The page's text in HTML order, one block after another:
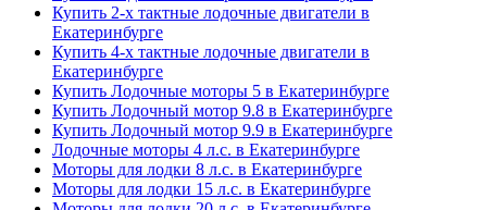
Купить 2-х тактные лодочные двигатели в
Екатеринбурге
Купить 4-х тактные лодочные двигатели в
Екатеринбурге
Купить Лодочные моторы 5 в Екатеринбурге
Купить Лодочный мотор 9.8 в Екатеринбурге
Купить Лодочный мотор 9.9 в Екатеринбурге
Лодочные моторы 4 л.с. в Екатеринбурге
Моторы для лодки 8 л.с. в Екатеринбурге
Моторы для лодки 15 л.с. в Екатеринбурге